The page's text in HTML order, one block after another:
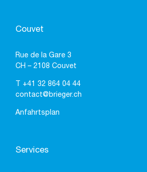
Couvet
Rue de la Gare 3
CH – 2108 Couvet
+41 32 864 04 44
contact@brieger.ch
Anfahrtsplan
Services